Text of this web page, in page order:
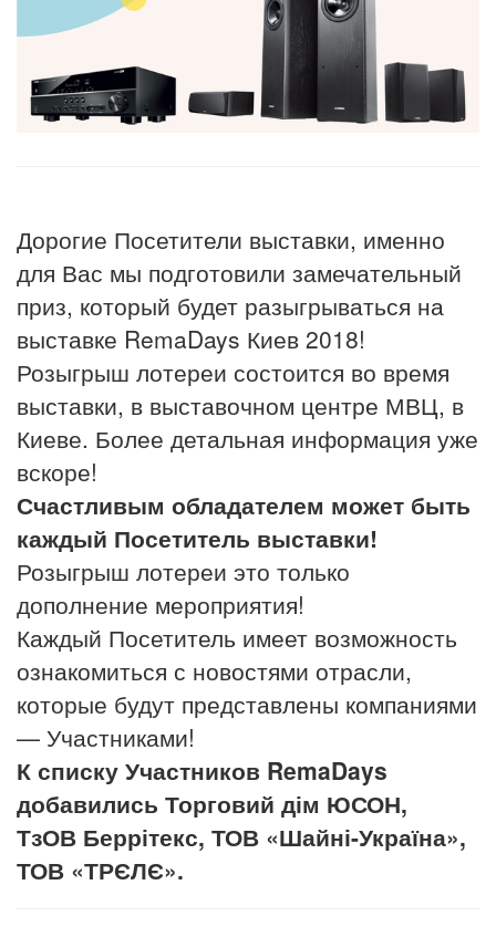
Дорогие Посетители выставки, именно
для Вас мы подготовили замечательный
приз, который будет разыгрываться на
выставке RemaDays Киев 2018!
Розыгрыш лотереи состоится во время
выставки, в выставочном центре МВЦ, в
Киеве. Более детальная информация уже
вскоре!
Счастливым обладателем может быть
каждый Посетитель выставки!
Розыгрыш лотереи это только
дополнение мероприятия!
Каждый Посетитель имеет возможность
ознакомиться с новостями отрасли,
которые будут представлены компаниями
— Участниками!
К списку Участников RemaDays
добавились Торговий дім ЮСОН,
ТзОВ Беррітекс, ТОВ «Шайні-Україна»,
ТОВ «ТРЄЛЄ».